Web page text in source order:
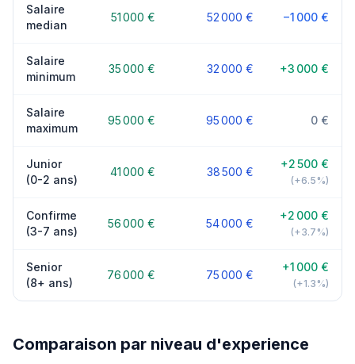
Salaire
median
51 000 € 52 000 € −1 000 €
Salaire
minimum
35 000 € 32 000 € +3 000 €
Salaire
maximum
95 000 € 95 000 € 0 €
Junior
(0-2 ans)
41 000 € 38 500 €
+2 500 €
(+6.5%)
Confirme
(3-7 ans)
56 000 € 54 000 €
+2 000 €
(+3.7%)
Senior
(8+ ans)
76 000 € 75 000 €
+1 000 €
(+1.3%)
Comparaison par niveau d'experience